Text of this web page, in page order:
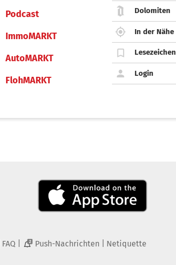
Podcast
ImmoMARKT
AutoMARKT
FlohMARKT
Dolomiten
In der Nähe
Lesezeichen
Login
FAQ 2 Push-Nachrichten Netiquette